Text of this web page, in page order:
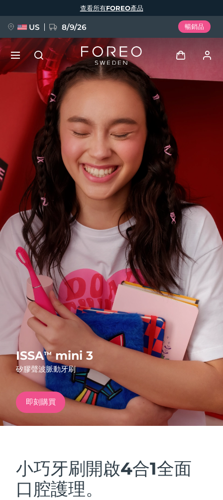
ISSATMmini 3
矽膠聲波脈動牙刷
即刻購買
小巧牙刷開啟4合1全面
口腔護理。
查看所有FOREO產品
US 8/9/26 暢銷品
我的設備
我的訂單
我的地址
我的訂閱
FAQ™ Pure Beauty-Tech Elixir
BREAKING NEWS
issa™ Teeth Whitening Set
FAQ™ Dual LED Panel
熱門產品
特別優惠 暢銷產品
紅光療法
English Deutsch
Español
Français
Italiano
Português
Polski
Svenska
Русский
Türkçe
简体中文 繁體中文
發貨國家
美國 預計送達日期8/9/26
英國 預計送達日期 8/8/26
西班牙 預計送達日期8/8/26
澳洲 預計送達日期 8/11/26
法國 預計送達日期 8/8/26
德國
加拿大 預計送達日期
奧地利 預計送達日期8/8/26
巴林